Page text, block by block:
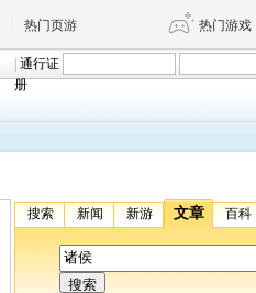
热门页游 热门游戏
剑网3旗舰版 新天龙八部
王权与自由
通行证
册
搜索 新闻 新游 文章 百科